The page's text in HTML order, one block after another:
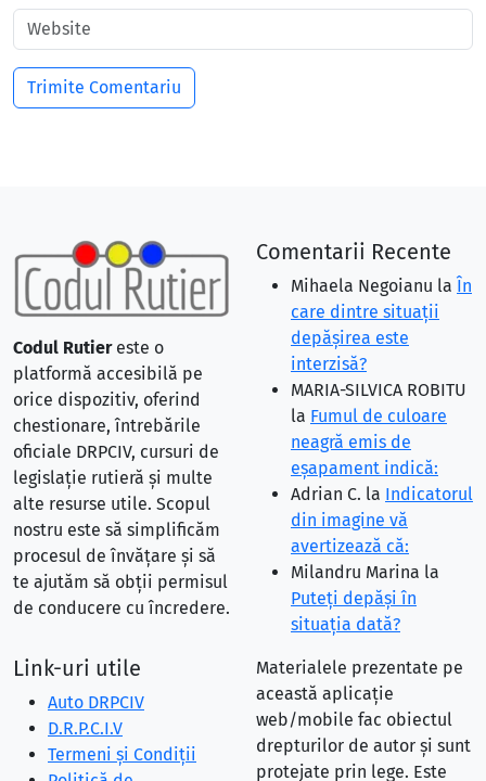
Codul Rutiereste o
platformă accesibilă pe
orice dispozitiv, oferind
chestionare, întrebările
oficiale DRPCIV, cursuri de
legislație rutieră și multe
alte resurse utile. Scopul
nostru este să simplificăm
procesul de învățare și să
te ajutăm să obții permisul
de conducere cu încredere.
Comentarii Recente
Mihaela Negoianu la În
care dintre situaţii
depăşirea este
interzisă?
MARIA-SILVICA ROBITU
la Fumul de culoare
neagră emis de
eşapament indică:
Adrian C. la Indicatorul
din imagine vă
avertizează că:
Milandru Marina la
Puteţi depăşi în
situaţia dată?
Link-uri utile
Auto DRPCIV
D.R.P.C.I.V
Termeni și Condiții
Materialele prezentate pe
această aplicație
web/mobile fac obiectul
drepturilor de autor și sunt
protejate prin lege. Este